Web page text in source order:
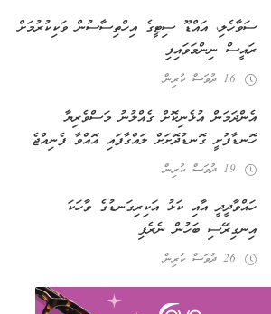
ސަވާހެލި، އައްޑޫ ސިޓީގެ އިހްތިސާސުން ވަކިކުރުމަށް
ރައީސް ނިންމަވައިފި
16 ދުވަސް ކުރިން
އެންދަމަން އުޅެނިކޮށް ގެއްލުނު މަސްވެރިޔާ
ހޮނޑާފުށީ ގޮނޑުދޮށަށް ލައްގާފައި އޮއްވާ ފެނިއްޖެ
19 ދުވަސް ކުރިން
ހައްވާދީދީ އާއި ކަޅު އަކިރިގަނޑުގެ ވާހަކަ
އިނގިރޭސި ބަހުން ނެރެފި
26 ދުވަސް ކުރިން